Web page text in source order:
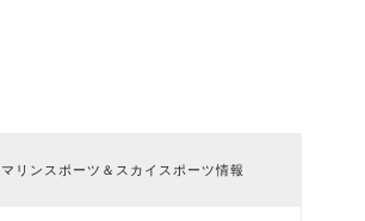
マリンスポーツ＆スカイスポーツ情報